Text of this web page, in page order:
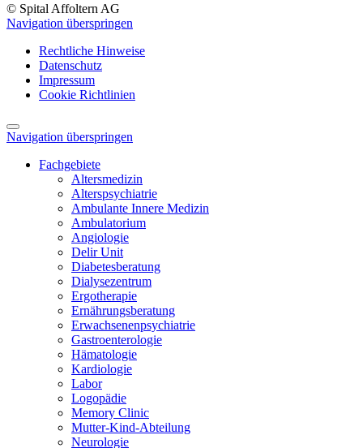
© Spital Affoltern AG
Navigation überspringen
Rechtliche Hinweise
Datenschutz
Impressum
Cookie Richtlinien
Navigation überspringen
Fachgebiete
Altersmedizin
Alterspsychiatrie
Ambulante Innere Medizin
Ambulatorium
Angiologie
Delir Unit
Diabetesberatung
Dialysezentrum
Ergotherapie
Ernährungsberatung
Erwachsenenpsychiatrie
Gastroenterologie
Hämatologie
Kardiologie
Labor
Logopädie
Memory Clinic
Mutter-Kind-Abteilung
Neurologie